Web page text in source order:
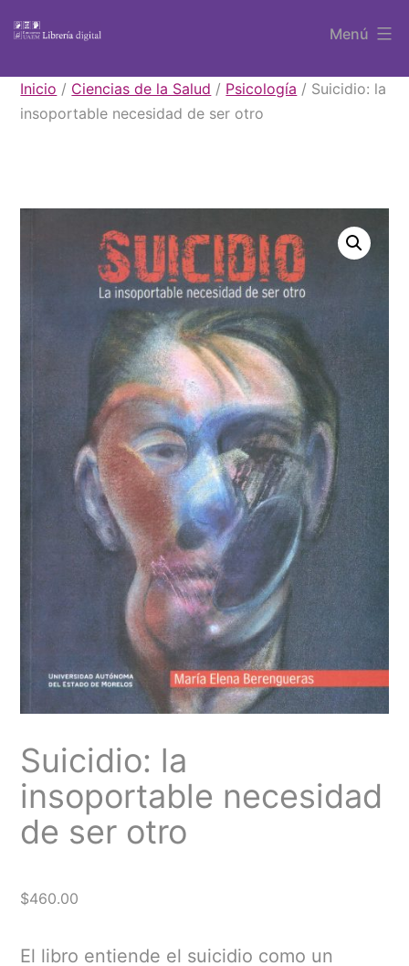
contenido
Libros
UAEM
Menú
Inicio / Ciencias de la Salud / Psicología / Suicidio: la
insoportable necesidad de ser otro
Suicidio: la
insoportable necesidad
de ser otro
$460.00
El libro entiende el suicidio como un